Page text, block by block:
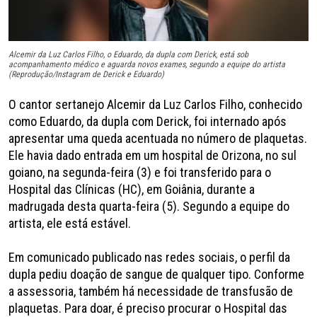
Alcemir da Luz Carlos Filho, o Eduardo, da dupla com Derick, está sob
acompanhamento médico e aguarda novos exames, segundo a equipe do artista
(Reprodução/Instagram de Derick e Eduardo)
O cantor sertanejo Alcemir da Luz Carlos Filho, conhecido
como Eduardo, da dupla com Derick, foi internado após
apresentar uma queda acentuada no número de plaquetas.
Ele havia dado entrada em um hospital de Orizona, no sul
goiano, na segunda-feira (3) e foi transferido para o
Hospital das Clínicas (HC), em Goiânia, durante a
madrugada desta quarta-feira (5). Segundo a equipe do
artista, ele está estável.
Em comunicado publicado nas redes sociais, o perfil da
dupla pediu doação de sangue de qualquer tipo. Conforme
a assessoria, também há necessidade de transfusão de
plaquetas. Para doar, é preciso procurar o Hospital das